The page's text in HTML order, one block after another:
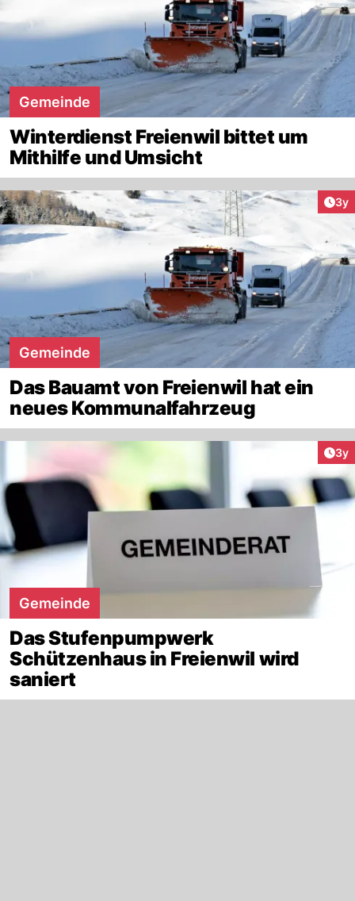
Gemeinde
Winterdienst Freienwil bittet um
Mithilfe und Umsicht
3y
Gemeinde
Das Bauamt von Freienwil hat ein
neues Kommunalfahrzeug
3y
Gemeinde
Das Stufenpumpwerk
Schützenhaus in Freienwil wird
saniert